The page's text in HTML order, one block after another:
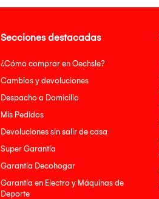
Secciones destacadas
¿Cómo comprar en Oechsle?
Cambios y devoluciones
Despacho a Domicilio
Mis Pedidos
Devoluciones sin salir de casa
Super Garantía
Garantía Decohogar
Garantía en Electro y Máquinas de
Deporte